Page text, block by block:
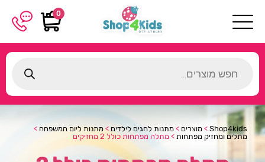
0
search
Shop4kids
> מוצרים > מתנות לחגים לילדים > מתנות ליום המשפחה >
מתלים ומחזיק מפתחות > מתלה מפתחות כולל 2 מחזיקים